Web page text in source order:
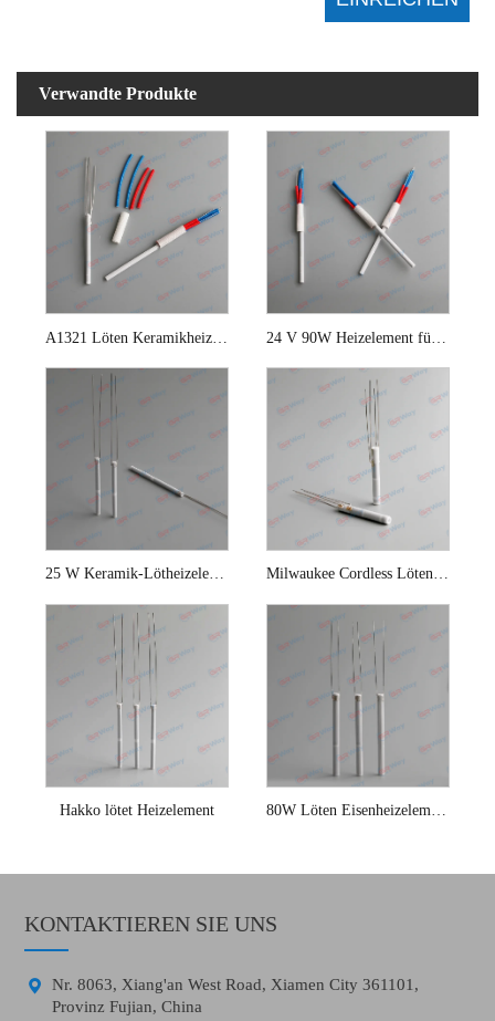
Verwandte Produkte
A1321 Löten Keramikheizelement
25 W Keramik-Lötheizelement Milwaukee Cordless Löten Eisenheizelement
Hakko lötet Heizelement 80W Löten Eisenheizelemente
KONTAKTIEREN SIE UNS

Nr. 8063, Xiang'an West Road, Xiamen City 361101,
Provinz Fujian, China